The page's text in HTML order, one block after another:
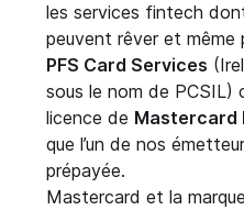
les services fintech
peuvent rêver et même
PFS Card Services
sous le nom de PCSIL)
licence de Mastercard
que l’un de nos
prépayée.
Mastercard et la